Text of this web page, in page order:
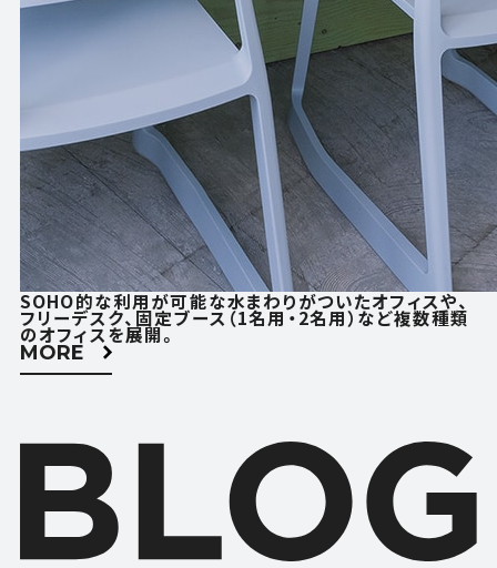
SOHO的な利用が可能な水まわりがついたオフィスや、
フリーデスク、固定ブース（1名用・2名用）など複数種類
のオフィスを展開。
MORE